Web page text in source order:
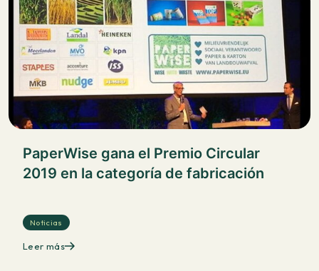
PaperWise gana el Premio Circular
2019 en la categoría de fabricación
Noticias
Leer más